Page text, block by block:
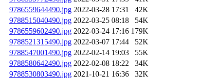
9786559644490.jpg 2022-03-28 17:31
42K
9788515040490.jpg 2022-03-25 08:18
54K
9786559602490.jpg 2022-03-24 17:16 179K
9788521315490.jpg 2022-03-07 17:44
52K
9788547001490.jpg 2022-02-14 19:03
55K
9788580642490.jpg 2022-02-08 18:22
34K
9788530803490.jpg 2021-10-21 16:36
32K